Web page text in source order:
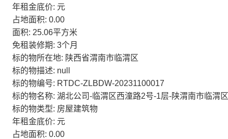
年租金底价: 元
占地面积: 0.00
面积: 25.06平方米
免租装修期: 3个月
标的物所在地: 陕西省渭南市临渭区
标的物描述: null
标的物编号: RTDC-ZLBDW-20231100017
标的物名称: 湖北公司-临渭区西潼路2号-1层-陕渭南市临渭
标的物类型: 房屋建筑物
年租金底价: 元
占地面积: 0.00